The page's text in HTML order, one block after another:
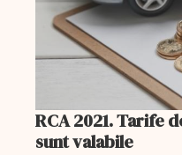
RCA 2021. Tarife
sunt valabile